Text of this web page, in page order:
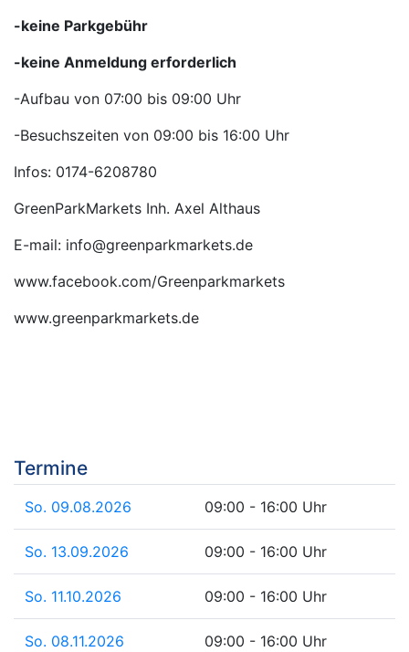
-keine Parkgebühr
-keine Anmeldung erforderlich
-Aufbau von 07:00 bis 09:00 Uhr
-Besuchszeiten von 09:00 bis 16:00 Uhr
Infos: 0174-6208780
GreenParkMarkets Inh. Axel Althaus
E-mail: info@greenparkmarkets.de
www.facebook.com/Greenparkmarkets
www.greenparkmarkets.de
Termine
So. 09.08.2026 09:00 - 16:00 Uhr
So. 13.09.2026 09:00 - 16:00 Uhr
So. 11.10.2026 09:00 - 16:00 Uhr
So. 08.11.2026 09:00 - 16:00 Uhr